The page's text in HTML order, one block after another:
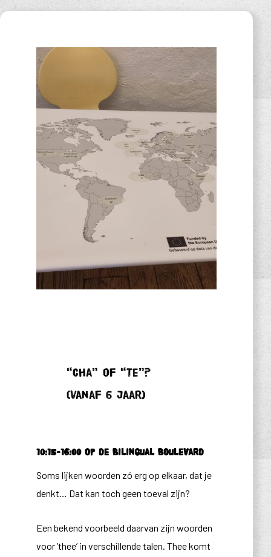
“Cha” of “Te”?
(vanaf 6 jaar)
10:15-16:00 op de Bilingual Boulevard
Soms lijken woorden zó erg op elkaar, dat je
denkt… Dat kan toch geen toeval zijn?
Een bekend voorbeeld daarvan zijn woorden
voor ’thee’ in verschillende talen.Thee komt